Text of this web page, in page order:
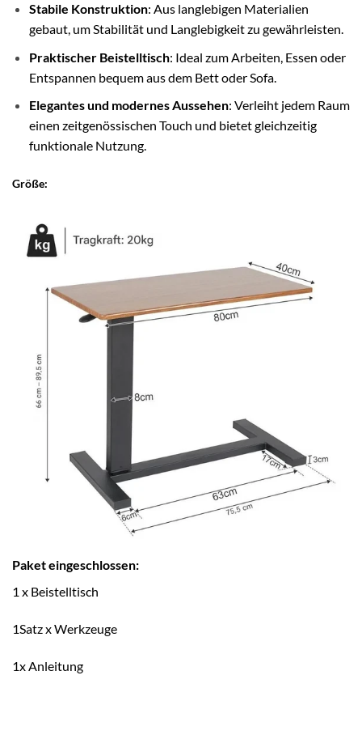
Stabile Konstruktion: Aus langlebigen Materialien
gebaut, um Stabilität und Langlebigkeit zu gewährleisten.
Praktischer Beistelltisch: Ideal zum Arbeiten, Essen oder
Entspannen bequem aus dem Bett oder Sofa.
Elegantes und modernes Aussehen: Verleiht jedem Raum
einen zeitgenössischen Touch und bietet gleichzeitig
funktionale Nutzung.
Größe:
Paket eingeschlossen:
1 x Beistelltisch
1Satz x Werkzeuge
1x Anleitung